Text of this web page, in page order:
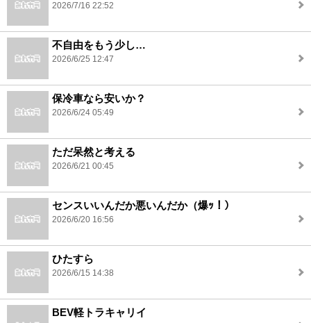
2026/7/16 22:52
不自由をもう少し…
2026/6/25 12:47
保冷車なら安いか？
2026/6/24 05:49
ただ呆然と考える
2026/6/21 00:45
センスいいんだか悪いんだか（爆ｯ！）
2026/6/20 16:56
ひたすら
2026/6/15 14:38
BEV軽トラキャリイ